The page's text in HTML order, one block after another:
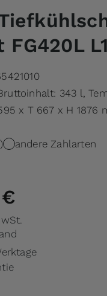
343 l,
x T 667 x H 1876
andere Zahlarten